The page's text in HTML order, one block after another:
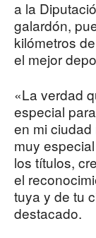
a la
galardón,
kilómetros
el mejor
«La verdad
especial
en mi
muy
los títulos,
el
tuya y de tu
destacado.